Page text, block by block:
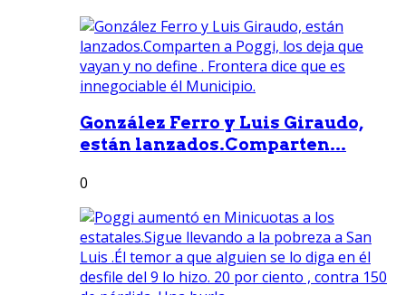
González Ferro y Luis Giraudo,
están lanzados.Comparten...
0